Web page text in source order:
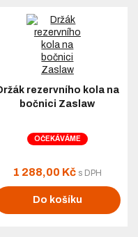
rezervního kola na
bočnici Zaslaw
OČEKÁVÁME
1 288,00 Kč s DPH
Do košíku